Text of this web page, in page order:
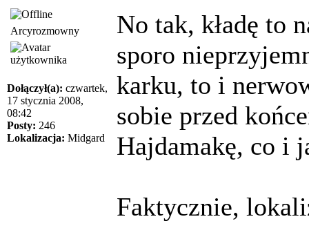
Arcyrozmowny
Dołączył(a): czwartek,
17 stycznia 2008,
08:42
Posty: 246
Lokalizacja: Midgard
No tak, kładę to
sporo
karku, to i
sobie przed
Hajdamakę, co i
Faktycznie,